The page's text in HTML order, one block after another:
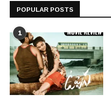
POPULAR POSTS
1